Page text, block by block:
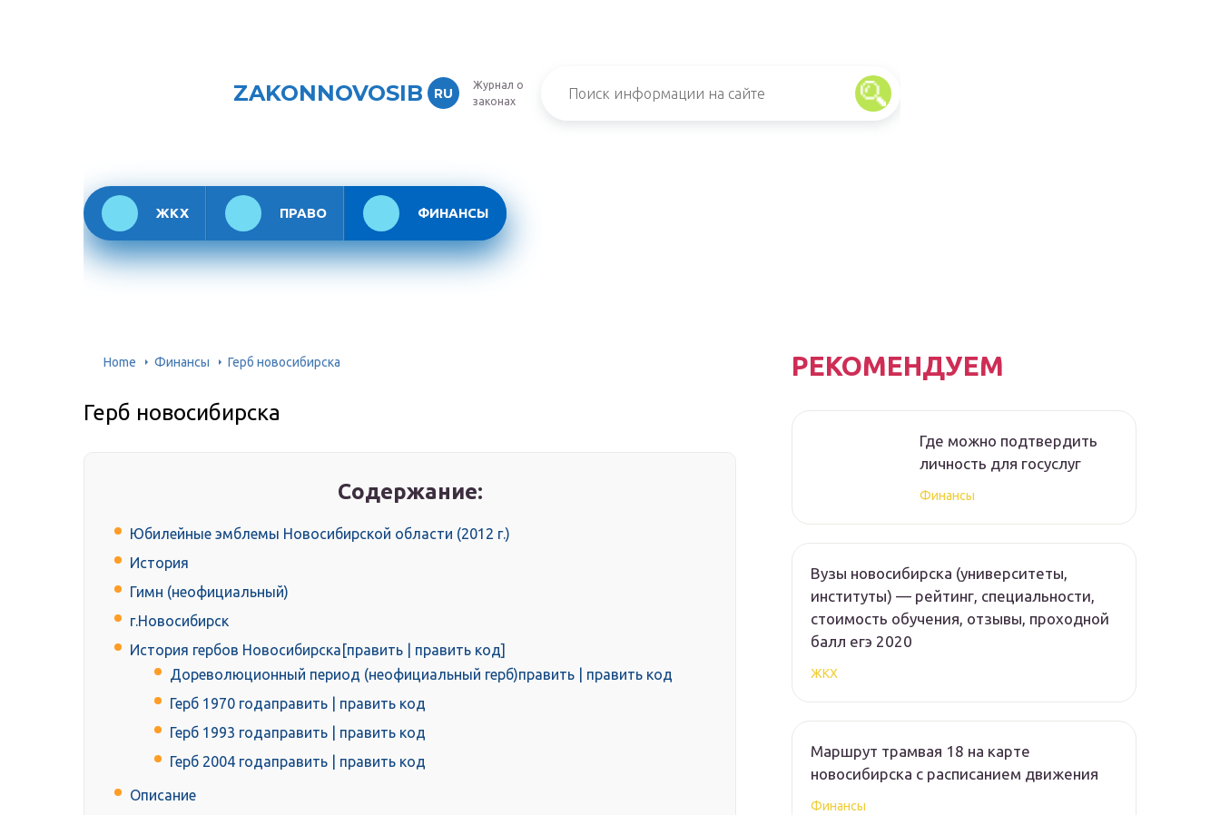
ZAKONNOVOSIB RU
Журнал о
законах
ЖКХ ПРАВО ФИНАНСЫ
Home Финансы Герб новосибирска
Герб новосибирска
Содержание:
Юбилейные эмблемы Новосибирской области (2012 г.)
История
Гимн (неофициальный)
г.Новосибирск
История гербов Новосибирска[править | править код]
Дореволюционный период (неофициальный герб)править | править код
Герб 1970 годаправить | править код
Герб 1993 годаправить | править код
Герб 2004 годаправить | править код
Описание
РЕКОМЕНДУЕМ
Где можно подтвердить
личность для госуслуг
Финансы
Вузы новосибирска (университеты,
институты) — рейтинг, специальности,
стоимость обучения, отзывы, проходной
балл егэ 2020
ЖКХ
Маршрут трамвая 18 на карте
новосибирска с расписанием движения
Финансы